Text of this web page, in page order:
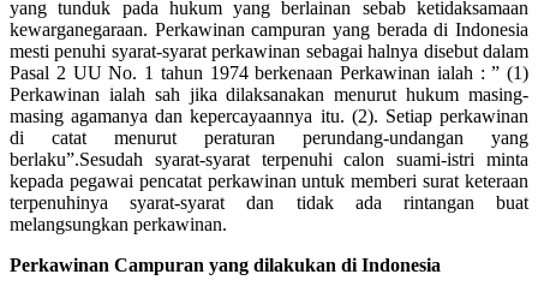
yang tunduk pada hukum yang berlainan sebab ketidaksamaan
kewarganegaraan. Perkawinan campuran yang berada di Indonesia
mesti penuhi syarat-syarat perkawinan sebagai halnya disebut dalam
Pasal 2 UU No. 1 tahun 1974 berkenaan Perkawinan ialah : ” (1)
Perkawinan ialah sah jika dilaksanakan menurut hukum masing-
masing agamanya dan kepercayaannya itu. (2). Setiap perkawinan
di catat menurut peraturan perundang-undangan yang
berlaku”.Sesudah syarat-syarat terpenuhi calon suami-istri minta
kepada pegawai pencatat perkawinan untuk memberi surat keteraan
terpenuhinya syarat-syarat dan tidak ada rintangan buat
melangsungkan perkawinan.
Perkawinan Campuran yang dilakukan di Indonesia